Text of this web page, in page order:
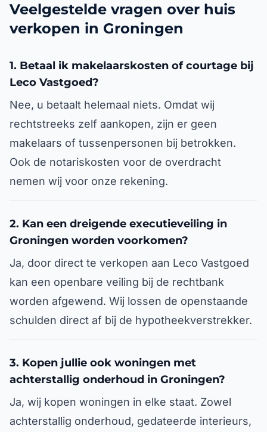
Veelgestelde vragen over huis
verkopen in Groningen
1. Betaal ik makelaarskosten of courtage bij
Leco Vastgoed?
Nee, u betaalt helemaal niets. Omdat wij
rechtstreeks zelf aankopen, zijn er geen
makelaars of tussenpersonen bij betrokken.
Ook de notariskosten voor de overdracht
nemen wij voor onze rekening.
2. Kan een dreigende executieveiling in
Groningen worden voorkomen?
Ja, door direct te verkopen aan Leco Vastgoed
kan een openbare veiling bij de rechtbank
worden afgewend. Wij lossen de openstaande
schulden direct af bij de hypotheekverstrekker.
3. Kopen jullie ook woningen met
achterstallig onderhoud in Groningen?
Ja, wij kopen woningen in elke staat. Zowel
achterstallig onderhoud, gedateerde interieurs,